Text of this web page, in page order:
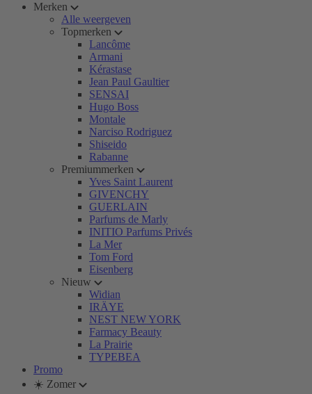
Merken
Alle weergeven
Topmerken
Lancôme
Armani
Kérastase
Jean Paul Gaultier
SENSAI
Hugo Boss
Montale
Narciso Rodriguez
Shiseido
Rabanne
Premiummerken
Yves Saint Laurent
GIVENCHY
GUERLAIN
Parfums de Marly
INITIO Parfums Privés
La Mer
Tom Ford
Eisenberg
Nieuw
Widian
IRÄYE
NEST NEW YORK
Farmacy Beauty
La Prairie
TYPEBEA
Promo
☀️ Zomer